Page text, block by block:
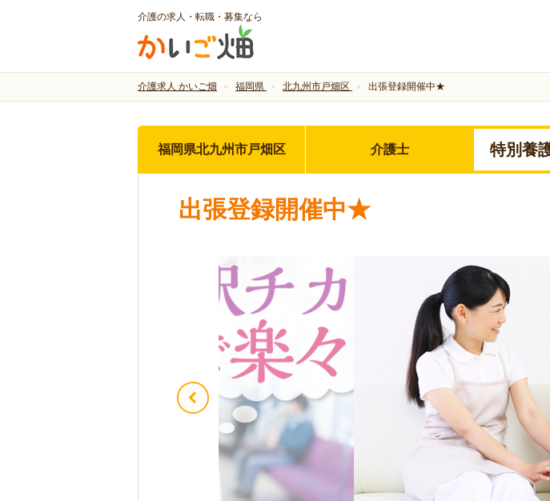
介護の求人・転職・募集なら
介護求人 かいご畑 福岡県 北九州市戸畑区 出張登録開催中★
福岡県北九州市戸畑区 介護士 特別養
出張登録開催中★